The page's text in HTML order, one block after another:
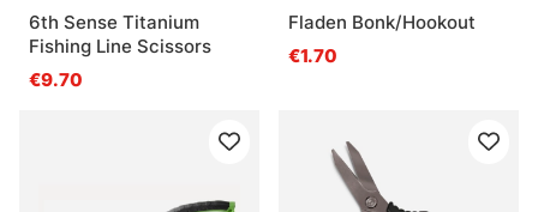
6th Sense Titanium
Fishing Line Scissors
€9.70
Fladen Bonk/Hookout
€1.70